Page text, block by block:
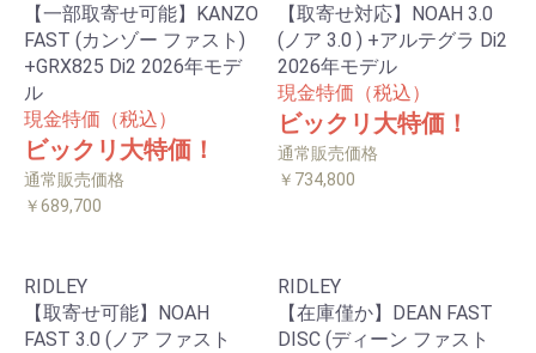
【一部取寄せ可能】KANZO
FAST (カンゾー ファスト)
+GRX825 Di2 2026年モデ
ル
現金特価（税込）
ビックリ大特価！
通常販売価格
￥689,700
【取寄せ対応】NOAH 3.0
(ノア 3.0 ) +アルテグラ Di2
2026年モデル
現金特価（税込）
ビックリ大特価！
通常販売価格
￥734,800
RIDLEY
【取寄せ可能】NOAH
FAST 3.0 (ノア ファスト
RIDLEY
【在庫僅か】DEAN FAST
DISC (ディーン ファスト